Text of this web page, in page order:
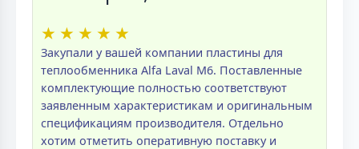
★ ★ ★ ★ ★
Закупали у вашей компании пластины для
теплообменника Alfa Laval M6. Поставленные
комплектующие полностью соответствуют
заявленным характеристикам и оригинальным
спецификациям производителя. Отдельно
хотим отметить оперативную поставку и